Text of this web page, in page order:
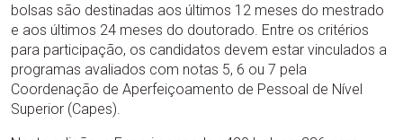
bolsas são destinadas aos últimos 12 meses do mestrado
e aos últimos 24 meses do doutorado. Entre os critérios
para participação, os candidatos devem estar vinculados a
programas avaliados com notas 5, 6 ou 7 pela
Coordenação de Aperfeiçoamento de Pessoal de Nível
Superior (Capes).